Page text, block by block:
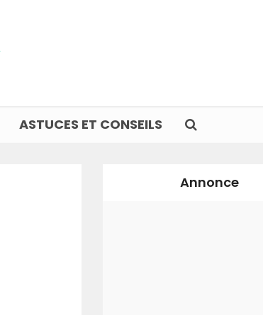
ASTUCES ET CONSEILS
Annonce